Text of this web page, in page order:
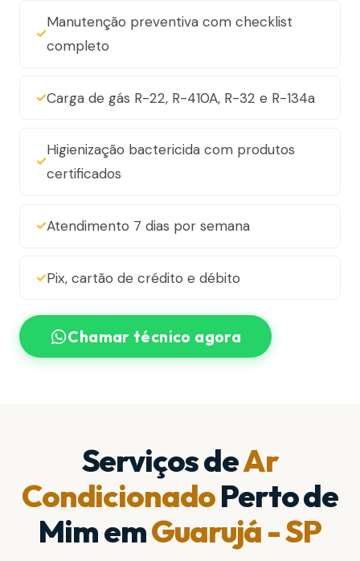
Manutenção preventiva com checklist
completo
Carga de gás R-22, R-410A, R-32 e R-134a
Higienização bactericida com produtos
certificados
Atendimento 7 dias por semana
Pix, cartão de crédito e débito
Chamar técnico agora
Serviços deAr
CondicionadoPerto de
Mim emGuarujá - SP